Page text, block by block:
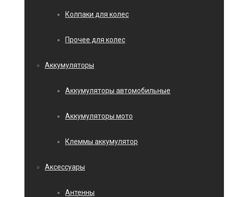
Колпаки для колес
Прочее для колес
Аккумуляторы
Аккумуляторы автомобильные
Аккумуляторы мото
Клеммы аккумулятор
Аксессуары
Антенны